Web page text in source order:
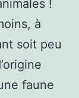
!
à
soit peu
faune